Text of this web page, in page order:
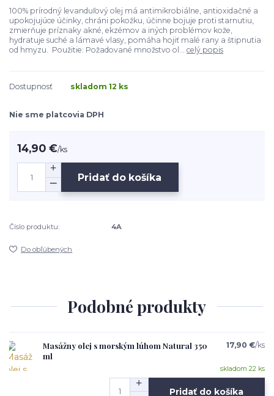
100% prírodný levanduľový olej má antimikrobiálne, antioxidačné a
upokojujúce účinky, chráni pokožku, účinne bojuje proti starnutiu,
zmierňuje príznaky akné, ekzémov a iných problémov kože,
hydratuje suché a lámavé vlasy, pomáha hojiť malé rany a štipnutia
od hmyzu. Použitie: Požadované množstvo ol... celý popis
Dostupnosť skladom 12 ks
Nie sme platcovia DPH
14,90 €/ks
Pridať do košíka
Číslo produktu: 4A
Do obľúbených
Podobné produkty
Masážny olej s morským lúhom Natural 350
ml
17,90 €/ks
skladom 22 ks
Pridať do košíka